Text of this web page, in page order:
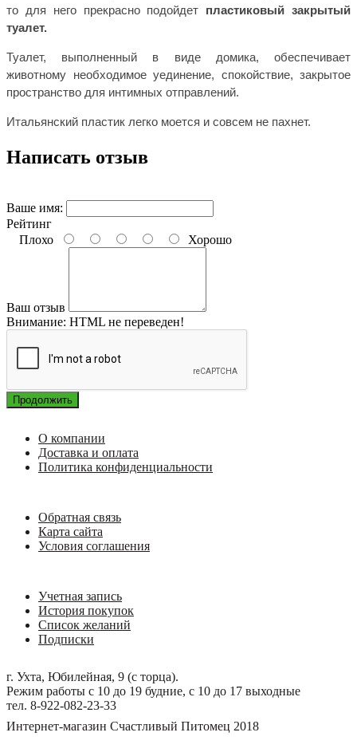
то для него прекрасно подойдет пластиковый закрытый
туалет.
Туалет, выполненный в виде домика, обеспечивает
животному необходимое уединение, спокойствие, закрытое
пространство для интимных отправлений.
Итальянский пластик легко моется и совсем не пахнет.
Написать отзыв
Ваше имя:
Рейтинг
Плохо
Хорошо
Ваш отзыв
Внимание: HTML не переведен!
Продолжить
О компании
Доставка и оплата
Политика конфиденциальности
Обратная связь
Карта сайта
Условия соглашения
Учетная запись
История покупок
Список желаний
Подписки
г. Ухта, Юбилейная, 9 (с торца).
Режим работы с 10 до 19 будние, с 10 до 17 выходные
тел. 8-922-082-23-33
Интернет-магазин Счастливый Питомец 2018